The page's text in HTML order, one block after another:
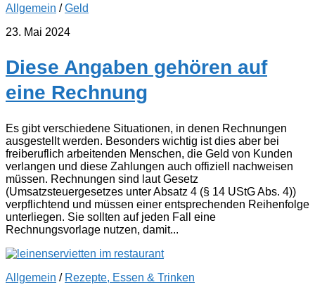
Allgemein /Geld
23. Mai 2024
Diese Angaben gehören auf
eine Rechnung
Es gibt verschiedene Situationen, in denen Rechnungen
ausgestellt werden. Besonders wichtig ist dies aber bei
freiberuflich arbeitenden Menschen, die Geld von Kunden
verlangen und diese Zahlungen auch offiziell nachweisen
müssen. Rechnungen sind laut Gesetz
(Umsatzsteuergesetzes unter Absatz 4 (§ 14 UStG Abs. 4))
verpflichtend und müssen einer entsprechenden Reihenfolge
unterliegen. Sie sollten auf jeden Fall eine
Rechnungsvorlage nutzen, damit...
Allgemein / Rezepte, Essen & Trinken